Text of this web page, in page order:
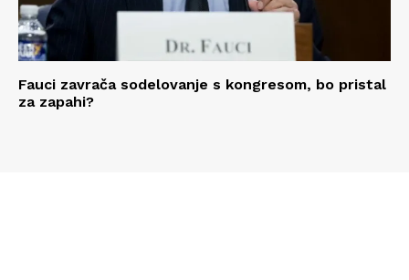
Fauci zavrača sodelovanje s kongresom, bo pristal
za zapahi?